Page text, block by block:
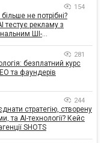
154
не потрібні?
тестує рекламу з
ШІ-
281
безплатний курс
та фаундерів
244
стратегію, створену
та AI-технології? Кейс
SHOTS